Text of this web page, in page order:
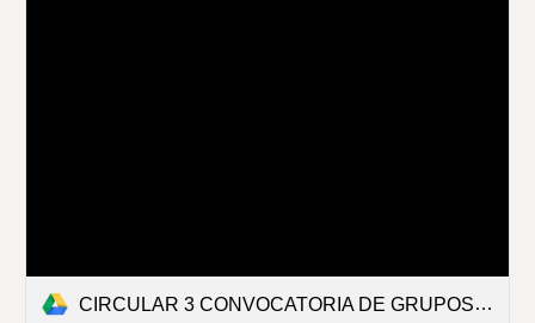
CIRCULAR 3 CONVOCATORIA DE GRUPOS DE INTERÉS 2023.pdf